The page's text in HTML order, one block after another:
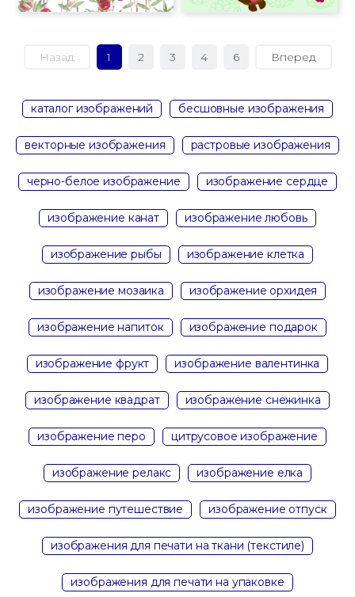
Назад 1 2 3 4 6 Вперед
каталог изображений бесшовные изображения
векторные изображения растровые изображения
черно-белое изображение изображение сердце
изображение канат изображение любовь
изображение рыбы изображение клетка
изображение мозаика изображение орхидея
изображение напиток изображение подарок
изображение фрукт изображение валентинка
изображение квадрат изображение снежинка
изображение перо цитрусовое изображение
изображение релакс изображение елка
изображение путешествие изображение отпуск
изображения для печати на ткани (текстиле)
изображения для печати на упаковке